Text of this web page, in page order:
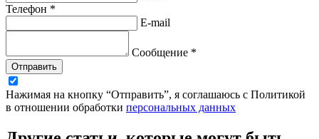
Телефон *
E-mail
Сообщение *
Отправить
Нажимая на кнопку “Отправить”, я соглашаюсь с Политикой
в отношении обработки персональных данных